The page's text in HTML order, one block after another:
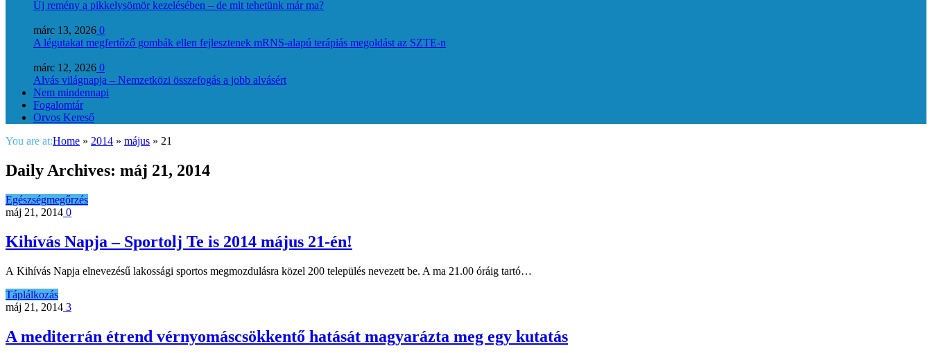
Új remény a pikkelysömör kezelésében – de mit tehetünk már ma?
márc 13, 2026 0
A légutakat megfertőző gombák ellen fejlesztenek mRNS-alapú terápiás megoldást az SZTE-n
márc 12, 2026 0
Alvás világnapja – Nemzetközi összefogás a jobb alvásért
Nem mindennapi
Fogalomtár
Orvos Kereső
You are at:Home » 2014 » május » 21
Daily Archives: máj 21, 2014
Egészségmegőrzés
máj 21, 2014 0
Kihívás Napja – Sportolj Te is 2014 május 21-én!
A Kihívás Napja elnevezésű lakossági sportos megmozdulásra közel 200 település nevezett be. A ma 21.00 óráig tartó…
Táplálkozás
máj 21, 2014 3
A mediterrán étrend vérnyomáscsökkentő hatását magyarázta meg egy kutatás